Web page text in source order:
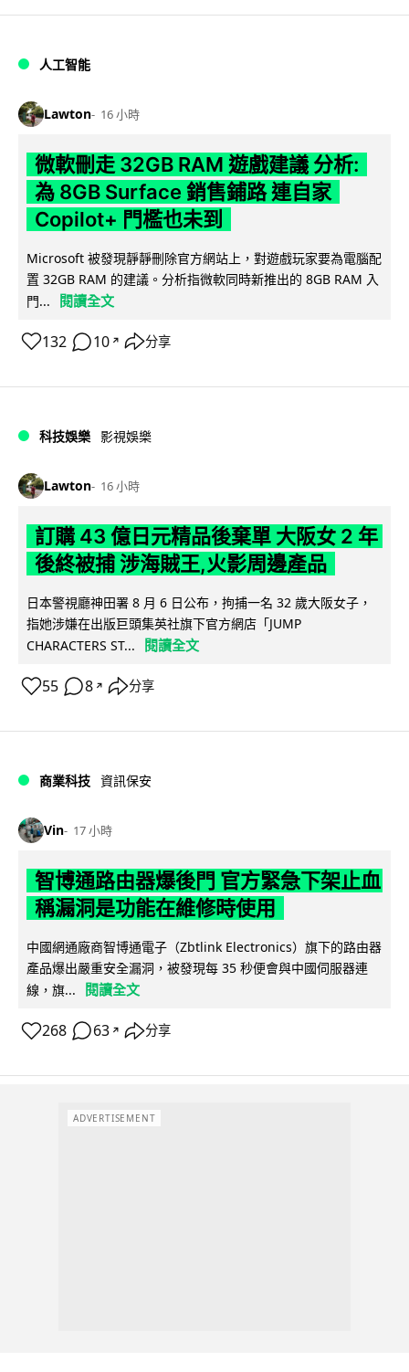
人工智能
Lawton 16 小時
微軟刪走 32GB RAM 遊戲建議 分析:
為 8GB Surface 銷售鋪路 連自家
Copilot+ 門檻也未到
Microsoft 被發現靜靜刪除官方網站上，對遊戲玩家要為電腦配
置 32GB RAM 的建議。分析指微軟同時新推出的 8GB RAM 入
門...
閱讀全文
132 10 ↗ 分享
科技娛樂 影視娛樂
Lawton 16 小時
訂購 43 億日元精品後棄單 大阪女 2 年
後終被捕 涉海賊王,火影周邊產品
日本警視廳神田署 8 月 6 日公布，拘捕一名 32 歲大阪女子，
指她涉嫌在出版巨頭集英社旗下官方網店「JUMP
CHARACTERS ST...
閱讀全文
55 8 ↗ 分享
商業科技 資訊保安
Vin 17 小時
智博通路由器爆後門 官方緊急下架止血
稱漏洞是功能在維修時使用
中國網通廠商智博通電子（Zbtlink Electronics）旗下的路由器
產品爆出嚴重安全漏洞，被發現每 35 秒便會與中國伺服器連
線，旗...
閱讀全文
268 63 ↗ 分享
ADVERTISEMENT